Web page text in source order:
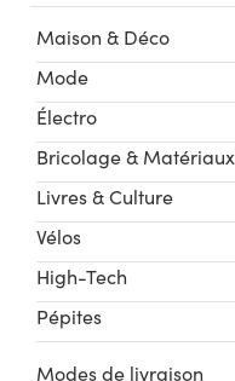
Maison & Déco
Mode
Électro
Bricolage & Matériaux
Livres & Culture
Vélos
High-Tech
Pépites
Modes de livraison